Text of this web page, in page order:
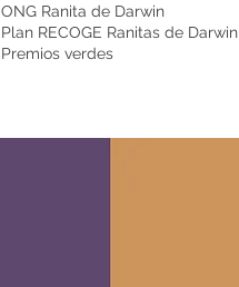
ONG Ranita de Darwin
Plan RECOGE Ranitas de Darwin
Premios verdes